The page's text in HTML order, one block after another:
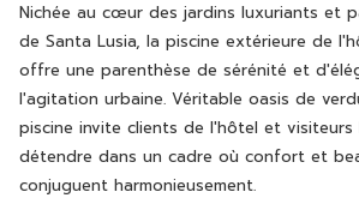
Nichée au cœur des jardins luxuriants et
de Santa Lusia, la piscine extérieure de
offre une parenthèse de sérénité et
l'agitation urbaine. Véritable oasis de
piscine invite clients de l'hôtel et visiteurs
détendre dans un cadre où confort et
conjuguent harmonieusement.